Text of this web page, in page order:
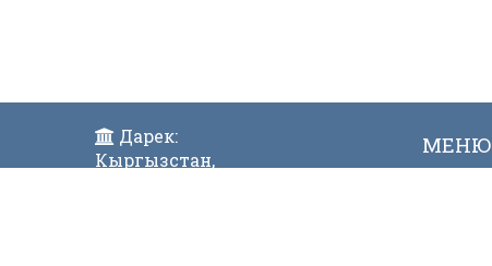
Дарек:
Кыргызстан,
МЕНЮ